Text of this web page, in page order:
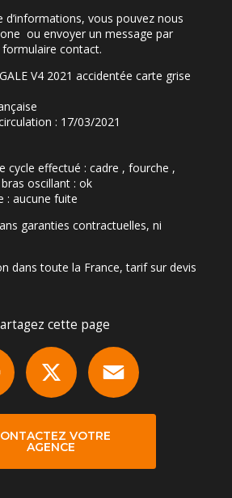
vous pouvez nous
ou envoyer un message par
contact.
V4 2021 accidentée carte grise
: 17/03/2021
cycle effectué : cadre , fourche ,
oscillant : ok
: aucune fuite
garanties contractuelles, ni
dans toute la France, tarif sur devis
cette page
Facebook
VOTRE
AGENCE